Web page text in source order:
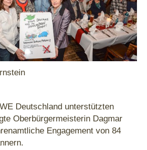
Deutschland unterstützten
Oberbürgermeisterin Dagmar
Engagement von 84